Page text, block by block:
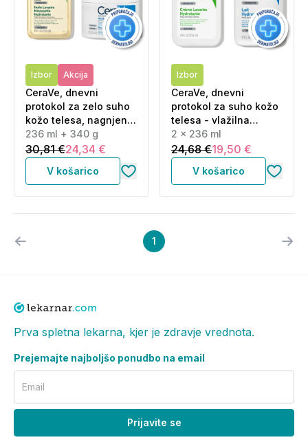
Izbor Akcija
CeraVe, dnevni
protokol za zelo suho
kožo telesa, nagnjeno
k atopiji - olje in krema
za telo (236 ml + 340
g)
236 ml + 340 g
30,81 €24,34 €
V košarico
Izbor
CeraVe, dnevni
protokol za suho kožo
telesa - vlažilna
čistilna emulzija in
vlažilni losjon (2 x 236
ml)
2 x 236 ml
24,68 €19,50 €
V košarico
1
Prva spletna lekarna, kjer je zdravje vrednota.
Prejemajte najboljšo ponudbo na email
Email
Prijavite se